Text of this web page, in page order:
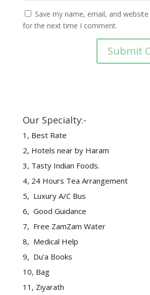
Save my name, email, and
for the next time I comment.
Our Specialty:-
1, Best Rate
2, Hotels near by Haram
3, Tasty Indian Foods.
4, 24 Hours Tea Arrangement
5, Luxury A/C Bus
6, Good Guidance
7, Free ZamZam Water
8, Medical Help
9, Du'a Books
10, Bag
11, Ziyarath